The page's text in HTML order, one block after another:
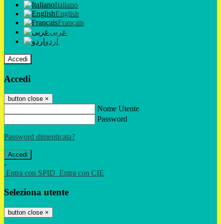
Italiano
English
Français
عربى
اردو
Accedi
Accedi
button close ×
Nome Utente
Password
Password dimenticata?
-
Entra con SPID Entra con CIE
Seleziona utente
button close ×